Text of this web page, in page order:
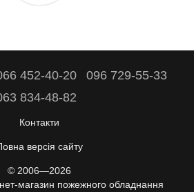
452-40-20
096 729-55-33
834-48-82
Контакти
версія сайту
© 2006—2026
магазин пожежного обладнання